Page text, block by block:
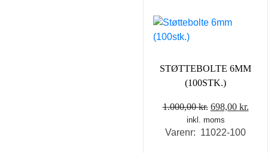
STØTTEBOLTE 6MM
(100STK.)
1.000,00kr. Den
oprindelige
pris
698,00 kr.
inkl. moms
Varenr: 11022-100